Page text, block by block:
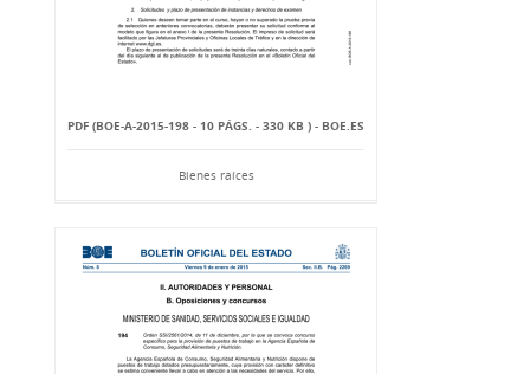
PDF (BOE-A-2015-198 - 10 PÁGS. - 330 KB ) - BOE.ES
Bienes raíces